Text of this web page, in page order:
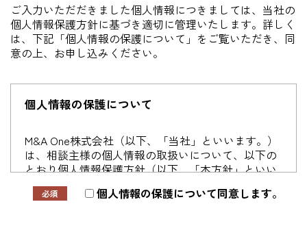
ご入力いただだきました個人情報につきましては、当社の
個人情報保護方針に基づき適切に管理いたします。詳しく
は、下記「個人情報の保護について」をご覧いただき、同
意の上、お申し込みください。
個人情報の保護について
M&A One株式会社（以下、「当社」といいます。）
は、相談主様の個人情報の取扱いについて、以下の
とおり個人情報保護方針（以下、「本方針」といい
ます。）を定めます。
個人情報の保護について同意します。